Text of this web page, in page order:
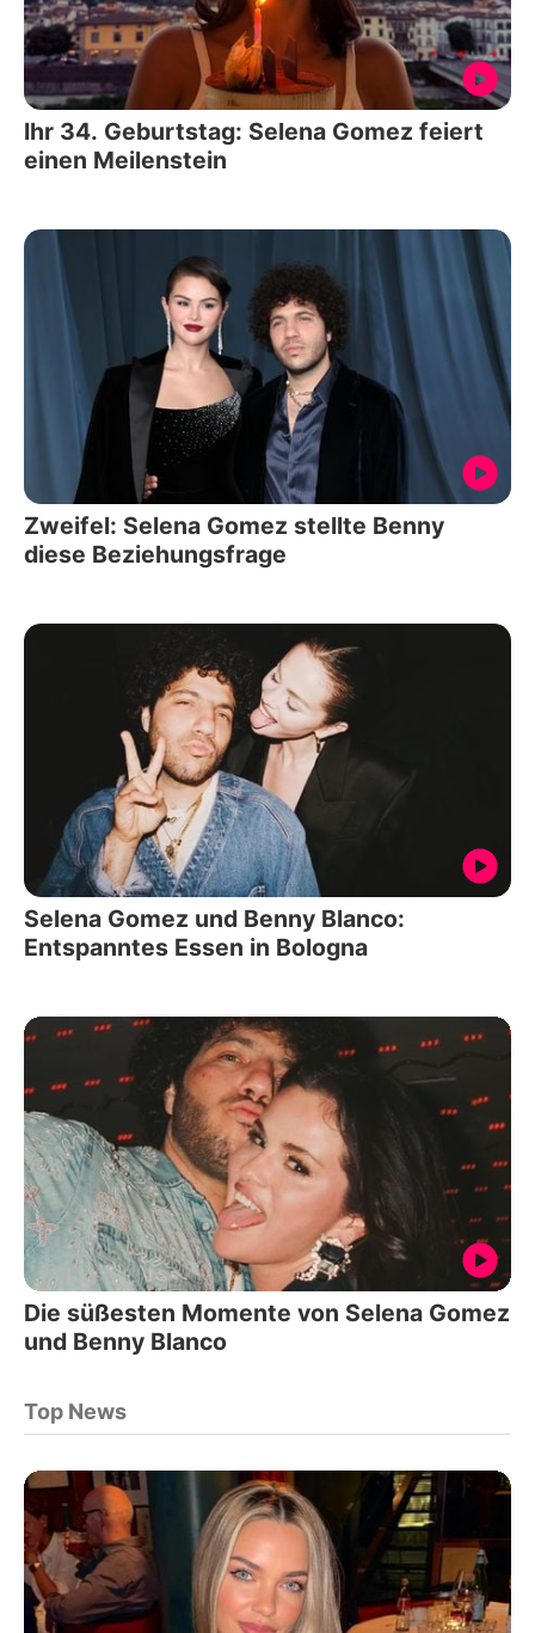
Ihr 34. Geburtstag: Selena Gomez feiert
einen Meilenstein
Zweifel: Selena Gomez stellte Benny
diese Beziehungsfrage
Selena Gomez und Benny Blanco:
Entspanntes Essen in Bologna
Die süßesten Momente von Selena Gomez
und Benny Blanco
Top News